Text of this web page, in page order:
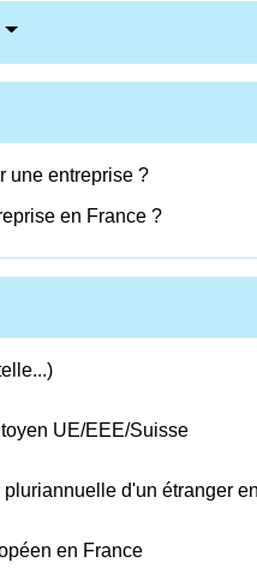
une entreprise ?
en France ?
UE/EEE/Suisse
d'un étranger
en France